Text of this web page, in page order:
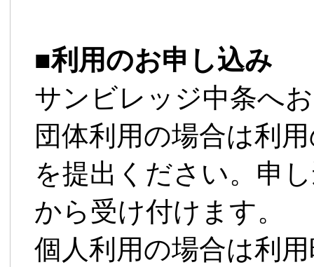
■利用のお申し込み
サンビレッジ中条へ
団体利用の場合は利
を提出ください。申
から受け付けます。
個人利用の場合は利